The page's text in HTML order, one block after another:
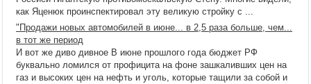
как Яценюк проинспектировал эту великую стройку с ...
"Продажи новых автомобилей в июне... в 2,5 раза больше, чем...
в тот же период
И вот же диво дивное В июне прошлого года бюджет РФ
буквально ломился от профицита на фоне зашкаливших цен на
газ и высоких цен на нефть и уголь, которые тащили за собой и